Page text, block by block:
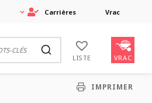
Carrières Vrac
LISTE VRAC
IMPRIMER